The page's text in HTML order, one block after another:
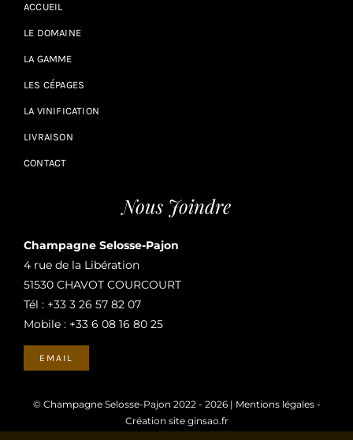
ACCUEIL
LE DOMAINE
LA GAMME
LES CÉPAGES
LA VINIFICATION
LIVRAISON
CONTACT
Nous Joindre
Champagne Selosse-Pajon
4 rue de la Libération
51530 CHAVOT COURCOURT
Tél : +33 3 26 57 82 07
Mobile : +33 6 08 16 80 25
EMAIL
© Champagne Selosse-Pajon 2022 - 2026 | Mentions légales-
Création site ginsao.fr